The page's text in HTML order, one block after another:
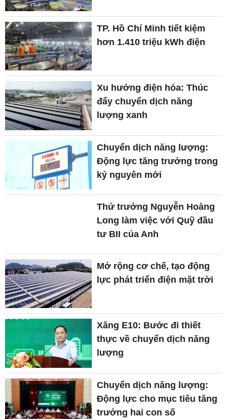
TP. Hồ Chí Minh tiết kiệm
hơn 1.410 triệu kWh điện
Xu hướng điện hóa: Thúc
đẩy chuyển dịch năng
lượng xanh
Chuyển dịch năng lượng:
Động lực tăng trưởng trong
kỷ nguyên mới
Thứ trưởng Nguyễn Hoàng
Long làm việc với Quỹ đầu
tư BII của Anh
Mở rộng cơ chế, tạo động
lực phát triển điện mặt trời
Xăng E10: Bước đi thiết
thực về chuyển dịch năng
lượng
Chuyển dịch năng lượng:
Động lực cho mục tiêu tăng
trưởng hai con số